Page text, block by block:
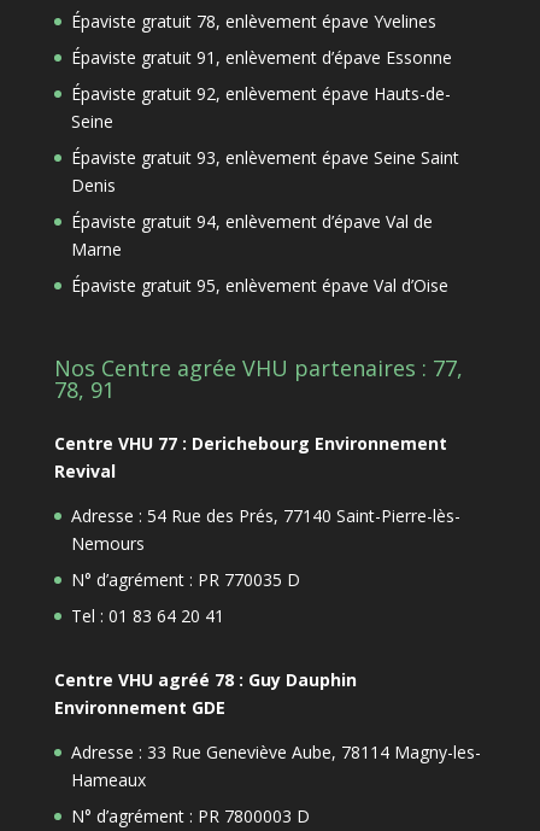
Épaviste gratuit 78, enlèvement épave Yvelines
Épaviste gratuit 91, enlèvement d’épave Essonne
Épaviste gratuit 92, enlèvement épave Hauts-de-
Seine
Épaviste gratuit 93, enlèvement épave Seine Saint
Denis
Épaviste gratuit 94, enlèvement d’épave Val de
Marne
Épaviste gratuit 95, enlèvement épave Val d’Oise
Nos Centre agrée VHU partenaires : 77,
78, 91
Centre VHU 77 : Derichebourg Environnement
Revival
Adresse : 54 Rue des Prés, 77140 Saint-Pierre-lès-
Nemours
N° d’agrément : PR 770035 D
Tel : 01 83 64 20 41
Centre VHU agréé 78 : Guy Dauphin
Environnement GDE
Adresse : 33 Rue Geneviève Aube, 78114 Magny-les-
Hameaux
N° d’agrément : PR 7800003 D